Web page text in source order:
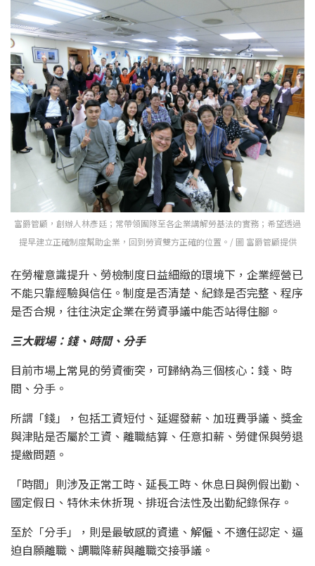
富爵管顧，創辦人林彥廷；常帶領團隊至各企業講解勞基法的實務；希望透過
提早建立正確制度幫助企業，回到勞資雙方正確的位置。/ 圖 富爵管顧提供
在勞權意識提升、勞檢制度日益細緻的環境下，企業經營已
不能只靠經驗與信任。制度是否清楚、紀錄是否完整、程序
是否合規，往往決定企業在勞資爭議中能否站得住腳。
三大戰場：錢、時間、分手
目前市場上常見的勞資衝突，可歸納為三個核心：錢、時
間、分手。
所謂「錢」，包括工資短付、延遲發薪、加班費爭議、獎金
與津貼是否屬於工資、離職結算、任意扣薪、勞健保與勞退
提繳問題。
「時間」則涉及正常工時、延長工時、休息日與例假出勤、
國定假日、特休未休折現、排班合法性及出勤紀錄保存。
至於「分手」，則是最敏感的資遣、解僱、不適任認定、逼
迫自願離職、調職降薪與離職交接爭議。